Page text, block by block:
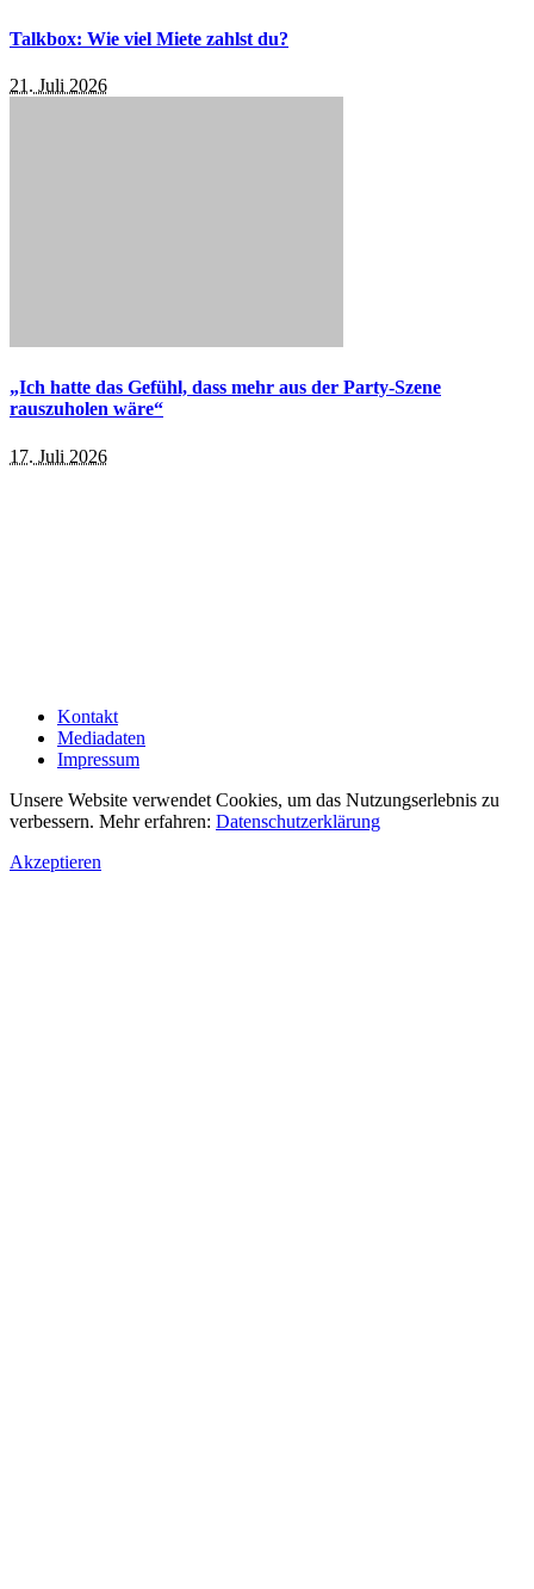
Talkbox: Wie viel Miete zahlst du?
21. Juli 2026
„Ich hatte das Gefühl, dass mehr aus der Party-Szene
rauszuholen wäre“
17. Juli 2026
Kontakt
Mediadaten
Impressum
Unsere Website verwendet Cookies, um das Nutzungserlebnis zu
verbessern. Mehr erfahren: Datenschutzerklärung
Akzeptieren